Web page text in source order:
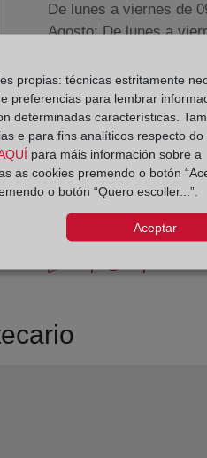
De lunes a viernes de
Agosto: De lunes a
Los días 24 y 31 de
Datos de contacto:
(96) 389 18 75
Datos del Registrador:
María Elena
Delegado de Protección
propias: técnicas estritamente
preferencias para lembrar
determinadas características.
e para fins analíticos respecto do
para máis información sobre a
as cookies premendo o botón
o botón “Quero escoller...”.
Aceptar